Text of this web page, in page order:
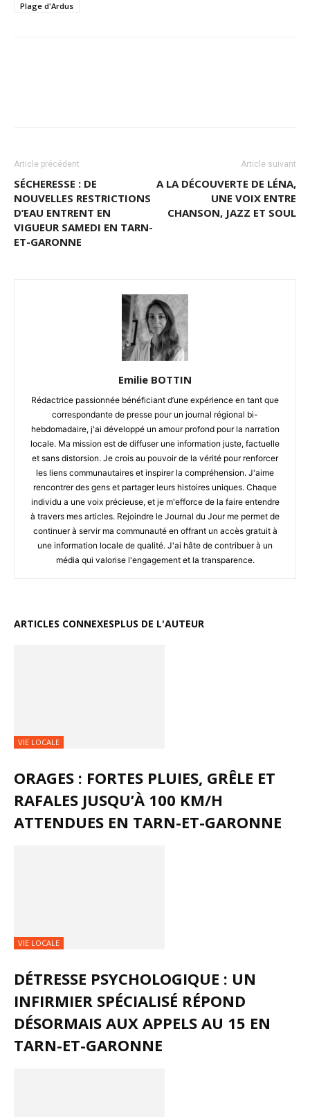
Plage d'Ardus
Article précédent
SÉCHERESSE : DE
NOUVELLES RESTRICTIONS
D’EAU ENTRENT EN
VIGUEUR SAMEDI EN TARN-
ET-GARONNE
Article suivant
A LA DÉCOUVERTE DE LÉNA,
UNE VOIX ENTRE
CHANSON, JAZZ ET SOUL
Emilie BOTTIN
Rédactrice passionnée bénéficiant d’une expérience en tant que
correspondante de presse pour un journal régional bi-
hebdomadaire, j'ai développé un amour profond pour la narration
locale. Ma mission est de diffuser une information juste, factuelle
et sans distorsion. Je crois au pouvoir de la vérité pour renforcer
les liens communautaires et inspirer la compréhension. J'aime
rencontrer des gens et partager leurs histoires uniques. Chaque
individu a une voix précieuse, et je m'efforce de la faire entendre
à travers mes articles. Rejoindre le Journal du Jour me permet de
continuer à servir ma communauté en offrant un accès gratuit à
une information locale de qualité. J'ai hâte de contribuer à un
média qui valorise l'engagement et la transparence.
ARTICLES CONNEXESPLUS DE L'AUTEUR
VIE LOCALE
ORAGES : FORTES PLUIES, GRÊLE ET
RAFALES JUSQU’À 100 KM/H
ATTENDUES EN TARN-ET-GARONNE
VIE LOCALE
DÉTRESSE PSYCHOLOGIQUE : UN
INFIRMIER SPÉCIALISÉ RÉPOND
DÉSORMAIS AUX APPELS AU 15 EN
TARN-ET-GARONNE